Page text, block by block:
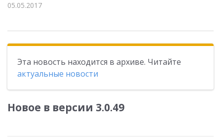
05.05.2017
Эта новость находится в архиве. Читайте
актуальные новости
Новое в версии 3.0.49